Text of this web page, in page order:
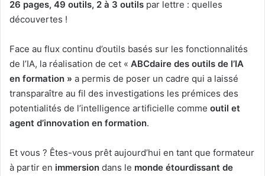
26 pages, 49 outils, 2 à 3 outils par lettre : quelles
découvertes !
Face au flux continu d’outils basés sur les fonctionnalités
de l’IA, la réalisation de cet « ABCdaire des outils de l’IA
en formation » a permis de poser un cadre qui a laissé
transparaître au fil des investigations les prémices des
potentialités de l’intelligence artificielle comme outil et
agent d’innovation en formation.
Et vous ? Êtes-vous prêt aujourd’hui en tant que formateur
à partir en immersion dans le monde étourdissant de